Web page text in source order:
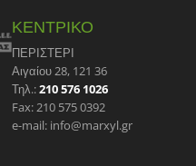
ΚΕΝΤΡΙΚΟ
ΠΕΡΙΣΤΕΡΙ
Αιγαίου 28, 121 36
Τηλ.:210 576 1026
Fax: 210 575 0392
e-mail: info@marxyl.gr